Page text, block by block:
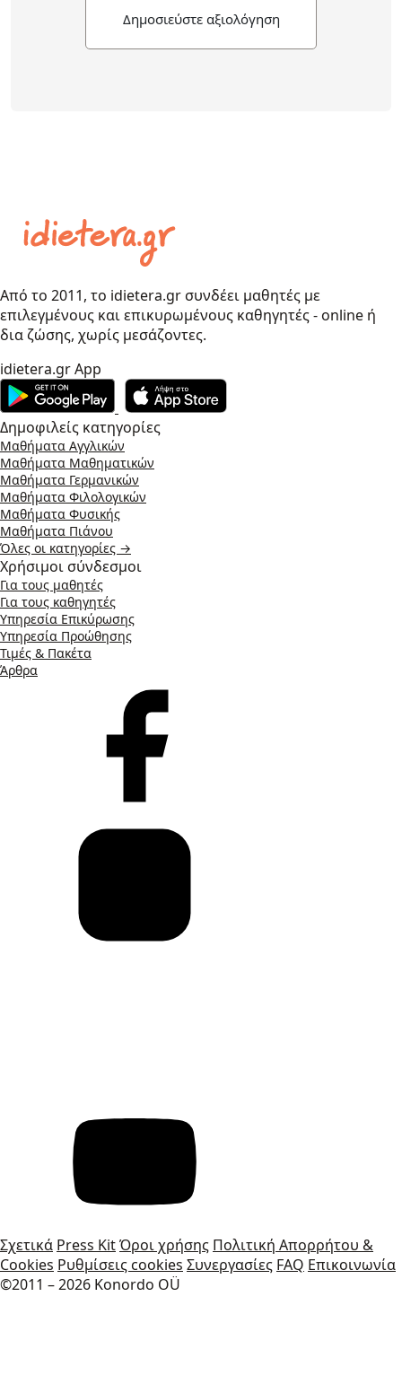
Δημοσιεύστε αξιολόγηση
Από το 2011, το idietera.gr συνδέει μαθητές με
επιλεγμένους και επικυρωμένους καθηγητές - online ή
δια ζώσης, χωρίς μεσάζοντες.
idietera.gr App
Δημοφιλείς κατηγορίες
Μαθήματα Αγγλικών
Μαθήματα Μαθηματικών
Μαθήματα Γερμανικών
Μαθήματα Φιλολογικών
Μαθήματα Φυσικής
Μαθήματα Πιάνου
Όλες οι κατηγορίες →
Χρήσιμοι σύνδεσμοι
Για τους μαθητές
Για τους καθηγητές
Υπηρεσία Επικύρωσης
Υπηρεσία Προώθησης
Τιμές & Πακέτα
Άρθρα
Σχετικά Press KitΌροι χρήσης Πολιτική Απορρήτου &
Cookies Ρυθμίσεις cookies Συνεργασίες FAQ Επικοινωνία
©2011 – 2026 Konordo OÜ